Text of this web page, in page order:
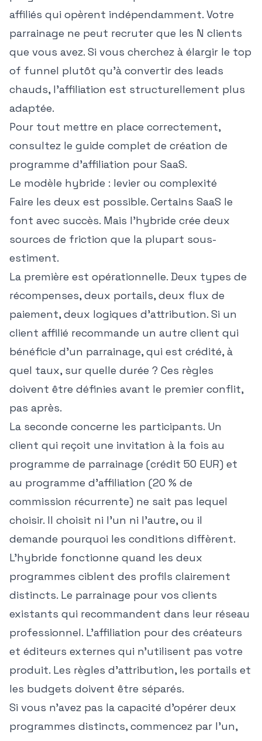
affiliés qui opèrent indépendamment. Votre
parrainage ne peut recruter que les N clients
que vous avez. Si vous cherchez à élargir le top
of funnel plutôt qu'à convertir des leads
chauds, l'affiliation est structurellement plus
adaptée.
Pour tout mettre en place correctement,
consultez le guide complet de création de
programme d'affiliation pour SaaS.
Le modèle hybride : levier ou complexité
Faire les deux est possible. Certains SaaS le
font avec succès. Mais l'hybride crée deux
sources de friction que la plupart sous-
estiment.
La première est opérationnelle. Deux types de
récompenses, deux portails, deux flux de
paiement, deux logiques d'attribution. Si un
client affilié recommande un autre client qui
bénéficie d'un parrainage, qui est crédité, à
quel taux, sur quelle durée ? Ces règles
doivent être définies avant le premier conflit,
pas après.
La seconde concerne les participants. Un
client qui reçoit une invitation à la fois au
programme de parrainage (crédit 50 EUR) et
au programme d'affiliation (20 % de
commission récurrente) ne sait pas lequel
choisir. Il choisit ni l'un ni l'autre, ou il
demande pourquoi les conditions diffèrent.
L'hybride fonctionne quand les deux
programmes ciblent des profils clairement
distincts. Le parrainage pour vos clients
existants qui recommandent dans leur réseau
professionnel. L'affiliation pour des créateurs
et éditeurs externes qui n'utilisent pas votre
produit. Les règles d'attribution, les portails et
les budgets doivent être séparés.
Si vous n'avez pas la capacité d'opérer deux
programmes distincts, commencez par l'un,